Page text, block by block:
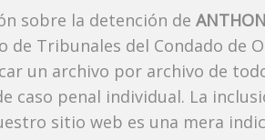
sobre la detención de
de Tribunales del Condado de
un archivo por archivo de
caso penal individual. La
sitio web es una mera